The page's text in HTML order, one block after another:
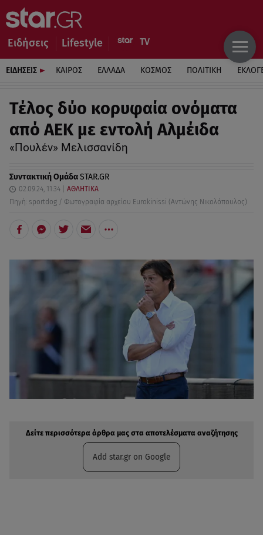
Ειδήσεις Lifestyle
ΕΙΔΗΣΕΙΣ ΚΑΙΡΟΣ ΕΛΛΑΔΑ ΚΟΣΜΟΣ ΠΟΛΙΤΙΚΗ
Τέλος δύο κορυφαία ονόματα
από ΑΕΚ με εντολή Αλμέιδα
«Πουλέν» Μελισσανίδη
Συντακτική ΟμάδαSTAR.GR
02.09.24, 11:34
ΑΘΛΗΤΙΚΑ
Πηγή: sportdog / Φωτογραφία αρχείου Eurokinissi (Αντώνης Νικολόπουλος)
Δείτε περισσότερα άρθρα μας στα αποτελέσματα αναζήτησης
Add star.gr on Google